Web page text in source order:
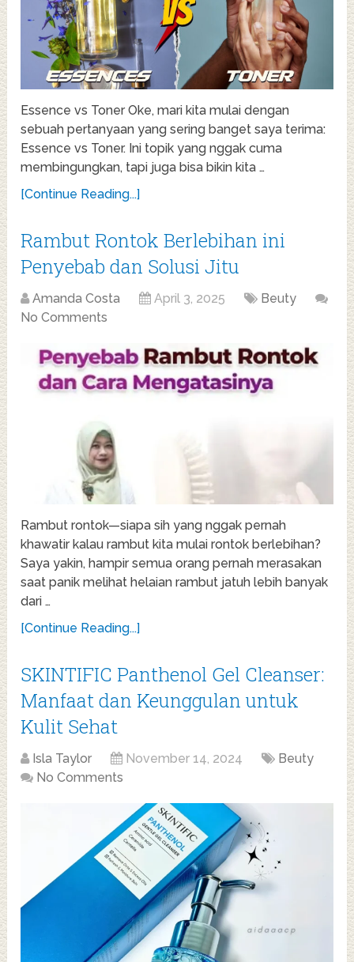
Essence vs Toner Oke, mari kita mulai dengan
sebuah pertanyaan yang sering banget saya terima:
Essence vs Toner. Ini topik yang nggak cuma
membingungkan, tapi juga bisa bikin kita …
[Continue Reading...]
Rambut Rontok Berlebihan ini
Penyebab dan Solusi Jitu
Amanda Costa April 3, 2025
Beuty
No Comments
Rambut rontok—siapa sih yang nggak pernah
khawatir kalau rambut kita mulai rontok berlebihan?
Saya yakin, hampir semua orang pernah merasakan
saat panik melihat helaian rambut jatuh lebih banyak
dari …
[Continue Reading...]
SKINTIFIC Panthenol Gel Cleanser:
Manfaat dan Keunggulan untuk
Kulit Sehat
Isla Taylor November 14, 2024
Beuty
No Comments